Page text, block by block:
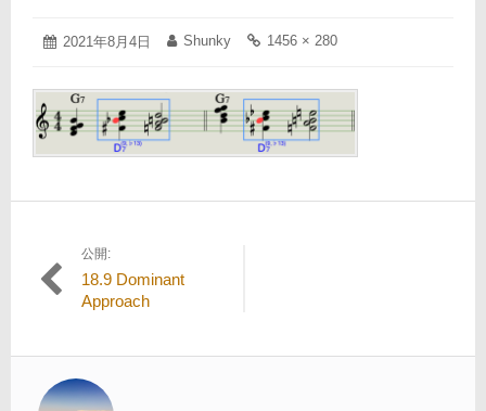
投
2021年8月4日
2021
月
4
日
投
Shunky
フ
イ
ズ
の
リ
ク:
1456 × 280
投
稿
ビ
ゲ
公開:
18.9 Dominant
Approach